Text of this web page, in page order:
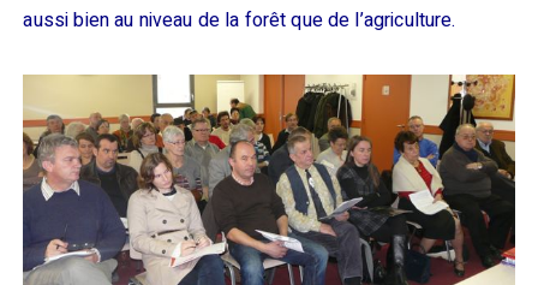
aussi bien au niveau de la forêt que de l’agriculture.